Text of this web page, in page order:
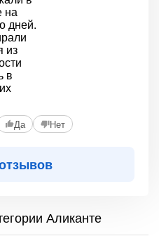
Да Нет
Аликанте